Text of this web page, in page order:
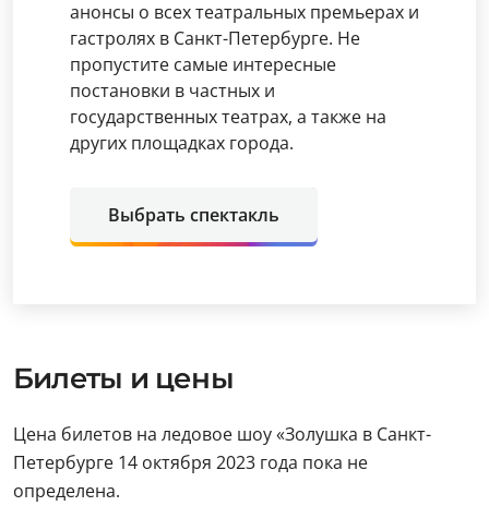
анонсы о всех театральных премьерах и
гастролях в Санкт-Петербурге. Не
пропустите самые интересные
постановки в частных и
государственных театрах, а также на
других площадках города.
Выбрать спектакль
Билеты и цены
Цена билетов на ледовое шоу «Золушка в Санкт-
Петербурге 14 октября 2023 года пока не
определена.